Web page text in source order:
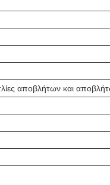
αποβλήτων και